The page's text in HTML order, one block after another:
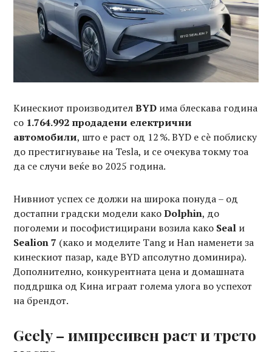
Кинескиот производителBYD има блескава година
со 1.764.992 продадени електрични
автомобили, што е раст од 12 %. BYD е сè поблиску
до престигнување на Tesla, и се очекува токму тоа
да се случи веќе во 2025 година.
Нивниот успех се должи на широка понуда – од
достапни градски модели какоDolphin, до
поголеми и пософистицирани возила како Seal и
Sealion 7 (како и моделите Tang и Han наменети за
кинескиот пазар, каде BYD апсолутно доминира).
Дополнително, конкурентната цена и домашната
поддршка од Кина играат голема улога во успехот
на брендот.
Geely – импресивен раст и трето